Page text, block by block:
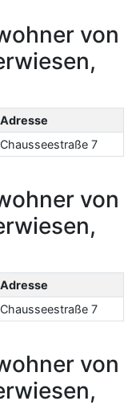
von
Adresse
Chausseestraße 7
von
Adresse
Chausseestraße 7
von